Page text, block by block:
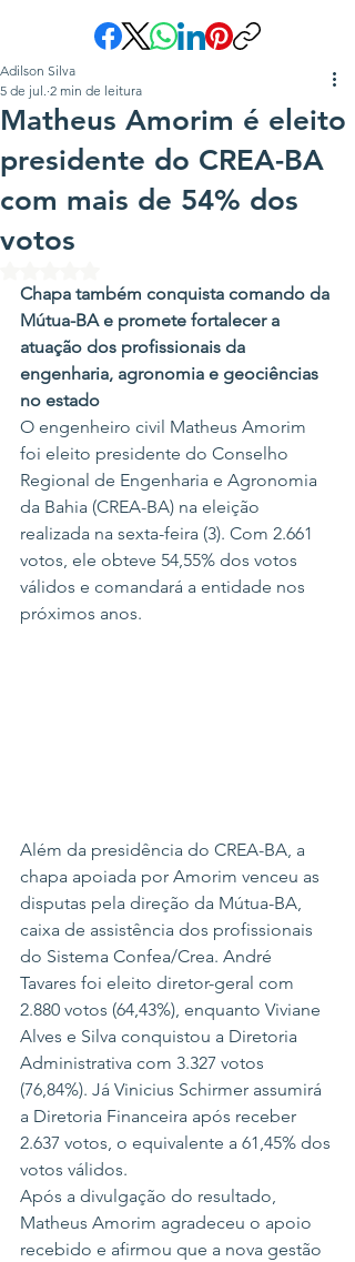
Matheus Amorim é eleito
presidente do CREA-BA
com mais de 54% dos
votos
Adilson Silva
5 de jul. 2 min de leitura
Chapa também conquista comando da
Mútua-BA e promete fortalecer a
atuação dos profissionais da
engenharia, agronomia e geociências
no estado
O engenheiro civil Matheus Amorim
foi eleito presidente do Conselho
Regional de Engenharia e Agronomia
da Bahia (CREA-BA) na eleição
realizada na sexta-feira (3). Com 2.661
votos, ele obteve 54,55% dos votos
válidos e comandará a entidade nos
próximos anos.
Além da presidência do CREA-BA, a
chapa apoiada por Amorim venceu as
disputas pela direção da Mútua-BA,
caixa de assistência dos profissionais
do Sistema Confea/Crea. André
Tavares foi eleito diretor-geral com
2.880 votos (64,43%), enquanto Viviane
Alves e Silva conquistou a Diretoria
Administrativa com 3.327 votos
(76,84%). Já Vinicius Schirmer assumirá
a Diretoria Financeira após receber
2.637 votos, o equivalente a 61,45% dos
votos válidos.
Após a divulgação do resultado,
Matheus Amorim agradeceu o apoio
recebido e afirmou que a nova gestão